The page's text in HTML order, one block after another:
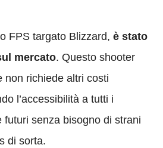
FPS targato Blizzard, è stato
mercato. Questo shooter
non richiede altri costi
l’accessibilità a tutti i
futuri senza bisogno di strani
di sorta.